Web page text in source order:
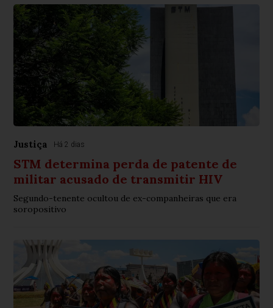
Justiça Há 2 dias
STM determina perda de patente de
militar acusado de transmitir HIV
Segundo-tenente ocultou de ex-companheiras que era
soropositivo